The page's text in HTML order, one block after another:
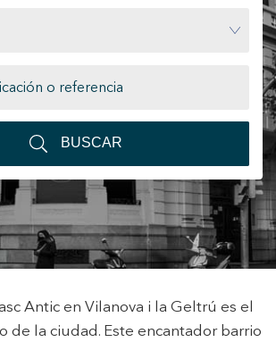
067
BUSCAR
Antic en Vilanova i la Geltrú es el
de la ciudad. Este encantador barrio